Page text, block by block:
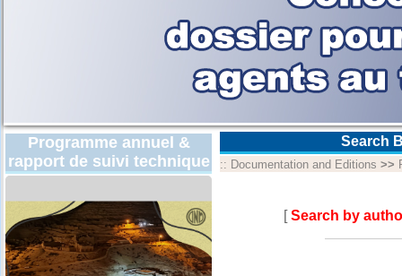
Programme annuel &
rapport de suivi technique
Search
:: Documentation and Editions >>
[Search by